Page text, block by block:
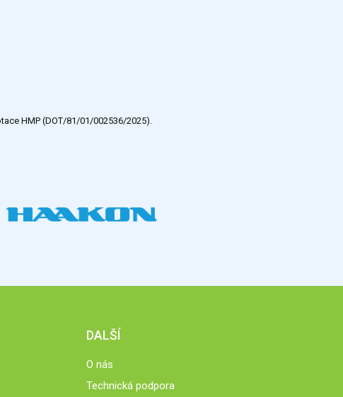
HMP (DOT/81/01/002536/2025).
DALŠÍ
O nás
Technická podpora